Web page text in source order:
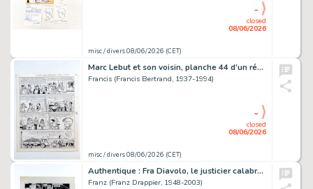
misc / divers 08/06/2026 (CET)
closed
08/06/2026
-
Marc Lebut et son voisin, planche 44 d'un récit intitulé "La Fordt…
Francis (Francis Bertrand, 1937-1994)
misc / divers 08/06/2026 (CET)
closed
08/06/2026
-
Authentique : Fra Diavolo, le justicier calabrais.
Franz (Franz Drappier, 1948-2003)